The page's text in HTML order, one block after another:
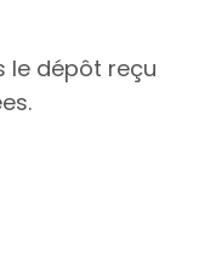
le dépôt reçu